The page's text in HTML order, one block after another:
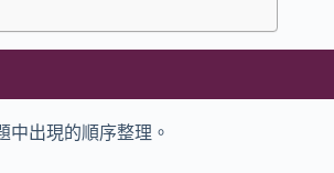
中出現的順序整理。